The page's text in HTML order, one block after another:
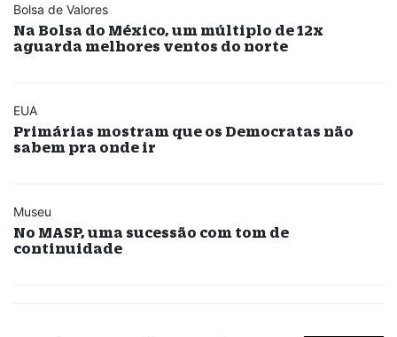
Bolsa de Valores
Na Bolsa do México, um múltiplo de 12x
aguarda melhores ventos do norte
EUA
Primárias mostram que os Democratas não
sabem pra onde ir
Museu
No MASP, uma sucessão com tom de
continuidade